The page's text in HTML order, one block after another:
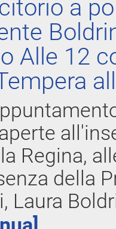
a
Alle 12
Regina,
della
Laura